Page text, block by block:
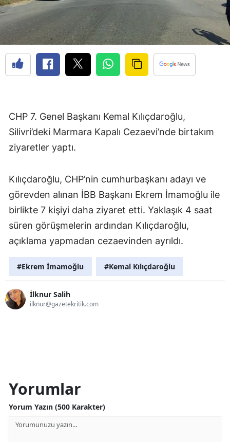
CHP 7. Genel Başkanı Kemal Kılıçdaroğlu,
Silivri’deki Marmara Kapalı Cezaevi’nde birtakım
ziyaretler yaptı.
Kılıçdaroğlu, CHP’nin cumhurbaşkanı adayı ve
görevden alınan İBB Başkanı Ekrem İmamoğlu ile
birlikte 7 kişiyi daha ziyaret etti. Yaklaşık 4 saat
süren görüşmelerin ardından Kılıçdaroğlu,
açıklama yapmadan cezaevinden ayrıldı.
#Ekrem İmamoğlu #Kemal Kılıçdaroğlu
İlknur Salih
ilknur@gazetekritik.com
Yorumlar
Yorum Yazın (500 Karakter)